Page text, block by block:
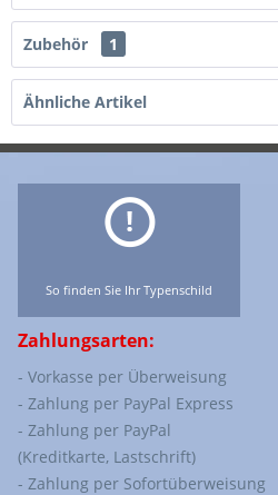
Zubehör 1
Ähnliche Artikel
So finden Sie Ihr Typenschild
Zahlungsarten:
- Vorkasse per Überweisung
- Zahlung per PayPal Express
- Zahlung per PayPal
(Kreditkarte, Lastschrift)
- Zahlung per Sofortüberweisung